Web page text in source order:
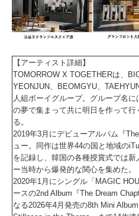
【アーティスト詳細】
TOMORROW X TOGETHERは、
YEONJUN、BEOMGYU、
人組ボーイグループ。グループ名
の夢で集まって共に明日を作って
る。
2019年3月にデビューアルバム『
ュー。同作は世界44の国と地域の
を記録し、韓国の各種授賞式では
ー当時から爆発的な関心を集めた。
2020年1月にシングル「MAGIC
ースの2nd Album『The Dream
なる2026年4月発売の8th Mini